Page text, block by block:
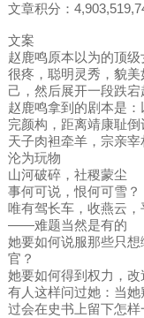
文章积分：
文案
赵鹿鸣原本以为的顶
很疼，聪明灵秀，貌
己，然后展开一段跌
赵鹿鸣拿到的剧本是
完颜构，距离靖康耻
天子肉袒牵羊，宗亲
沦为玩物
山河破碎，社稷蒙尘
事何可说，恨何可雪？
唯有驾长车，收燕云，
——难题当然是有的
她要如何说服那些只
官？
她要如何得到权力，
有人这样问过她：当
过会在史书上留下怎样